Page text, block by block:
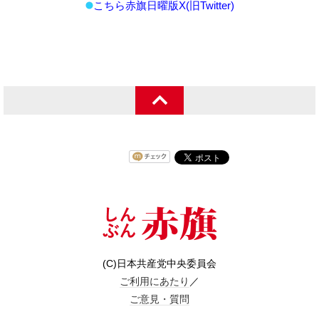
こちら赤旗日曜版X(旧Twitter)
(C)日本共産党中央委員会
ご利用にあたり ／
ご意見・質問